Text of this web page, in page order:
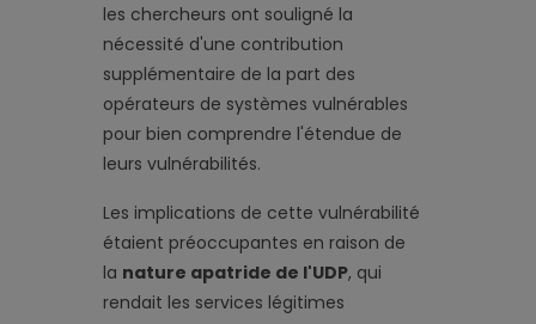
les chercheurs ont souligné la
nécessité d'une contribution
supplémentaire de la part des
opérateurs de systèmes vulnérables
pour bien comprendre l'étendue de
leurs vulnérabilités.
Les implications de cette vulnérabilité
étaient préoccupantes en raison de
la nature apatride de l'UDP, qui
rendait les services légitimes